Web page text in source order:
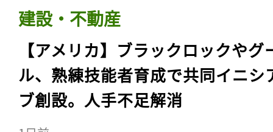
建設・不動産
【アメリカ】ブラックロックやグ
ル、熟練技能者育成で共同イニシ
ブ創設。人手不足解消